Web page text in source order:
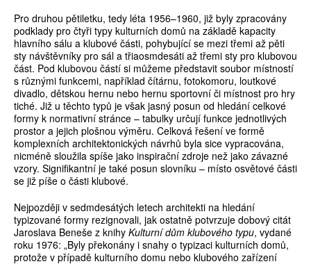
Pro druhou pětiletku, tedy léta 1956–1960, již byly zpracovány
podklady pro čtyři typy kulturních domů na základě kapacity
hlavního sálu a klubové části, pohybující se mezi třemi až pěti
sty návštěvníky pro sál a třiaosmdesáti až třemi sty pro klubovou
část. Pod klubovou částí si můžeme představit soubor místností
s různými funkcemi, například čítárnu, fotokomoru, loutkové
divadlo, dětskou hernu nebo hernu sportovní či místnost pro hry
tiché. Již u těchto typů je však jasný posun od hledání celkové
formy k normativní stránce – tabulky určují funkce jednotlivých
prostor a jejich plošnou výměru. Celková řešení ve formě
komplexních architektonických návrhů byla sice vypracována,
nicméně sloužila spíše jako inspirační zdroje než jako závazné
vzory. Signifikantní je také posun slovníku – místo osvětové části
se již píše o části klubové.
Nejpozději v sedmdesátých letech architekti na hledání
typizované formy rezignovali, jak ostatně potvrzuje dobový citát
Jaroslava Beneše z knihy Kulturní dům klubového typu, vydané
roku 1976: „Byly překonány i snahy o typizaci kulturních domů,
protože v případě kulturního domu nebo klubového zařízení